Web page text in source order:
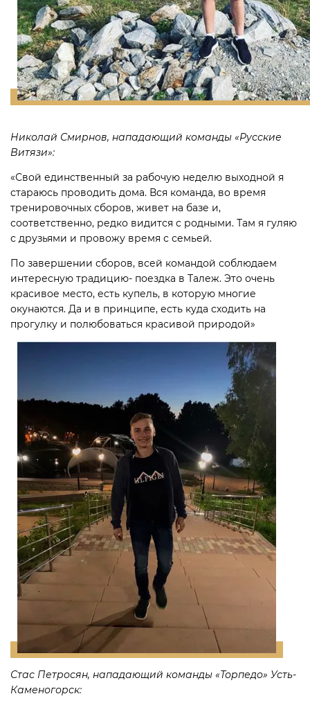
Николай Смирнов, нападающий команды «Русские
Витязи»:
«Свой единственный за рабочую неделю выходной я
стараюсь проводить дома. Вся команда, во время
тренировочных сборов, живет на базе и,
соответственно, редко видится с родными. Там я гуляю
с друзьями и провожу время с семьей.
По завершении сборов, всей командой соблюдаем
интересную традицию- поездка в Талеж. Это очень
красивое место, есть купель, в которую многие
окунаются. Да и в принципе, есть куда сходить на
прогулку и полюбоваться красивой природой»
Стас Петросян, нападающий команды «Торпедо» Усть-
Каменогорск: